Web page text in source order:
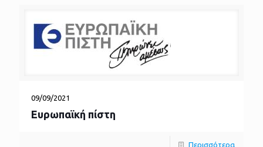
09/09/2021
Ευρωπαϊκή πίστη
Περισσότερα